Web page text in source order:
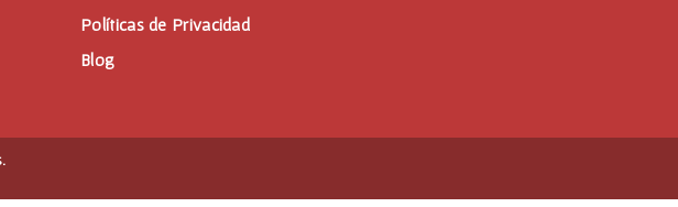
Políticas de Privacidad
Blog